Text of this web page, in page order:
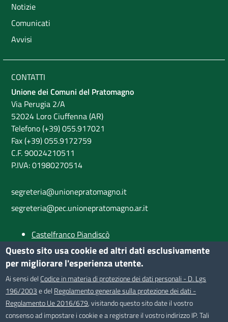
Notizie
Comunicati
Avvisi
CONTATTI
Unione dei Comuni del Pratomagno
Via Perugia 2/A
52024 Loro Ciuffenna (AR)
Telefono (+39) 055.917021
Fax (+39) 055.9172759
C.F. 90024210511
P.IVA: 01980270514
segreteria@unionepratomagno.it
segreteria@pec.unionepratomagno.ar.it
Castelfranco Piandiscò
Castiglion Fibocchi
Loro Ciuffenna
Provincia di Arezzo
SEGUICI SU
Questo sito usa cookie ed altri dati esclusivamente
per migliorare l'esperienza utente.
Ai sensi del Codice in materia di protezione dei dati personali - D. Lgs
196/2003e del Regolamento generale sulla protezione dei dati -
Regolamento Ue 2016/679, visitando questo sito date il vostro
consenso ad impostare i cookie e a registrare il vostro indirizzo IP. Tali